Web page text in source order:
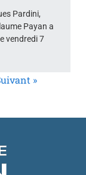
Pardini,
Payan a
vendredi 7
»